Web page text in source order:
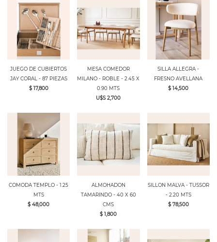
JUEGO DE CUBIERTOS
JAY CORAL - 87 PIEZAS
$ 17,800
MESA COMEDOR
MILANO - ROBLE - 2.45 X
0.90 MTS
U$S 2,700
SILLA ALLEGRA -
FRESNO AVELLANA
$ 14,500
COMODA TEMPLO - 1.25
MTS
$ 48,000
ALMOHADON
TAMARINDO - 40 X 60
CMS
$ 1,800
SILLON MALVA - TUSSOR
- 2.20 MTS
$ 78,500